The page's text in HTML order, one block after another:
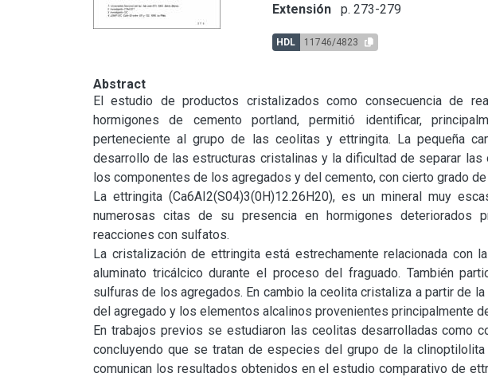
Extensión p. 273-279
HDL 11746/4823
Abstract
El estudio de productos cristalizados como consecuencia de
hormigones de cemento portland, permitió identificar,
perteneciente al grupo de las ceolitas y ettringita. La pequeña
desarrollo de las estructuras cristalinas y la dificultad de separar las
los componentes de los agregados y del cemento, con cierto grado de
La ettringita (Ca6AI2(S04)3(0H)12.26H20), es un mineral muy
numerosas citas de su presencia en hormigones deteriorados
reacciones con sulfatos.
La cristalización de ettringita está estrechamente relacionada con
aluminato tricálcico durante el proceso del fraguado. También
sulfuras de los agregados. En cambio la ceolita cristaliza a partir de
del agregado y los elementos alcalinos provenientes principalmente
En trabajos previos se estudiaron las ceolitas desarrolladas como
concluyendo que se tratan de especies del grupo de la
comunican los resultados obtenidos en el estudio comparativo de